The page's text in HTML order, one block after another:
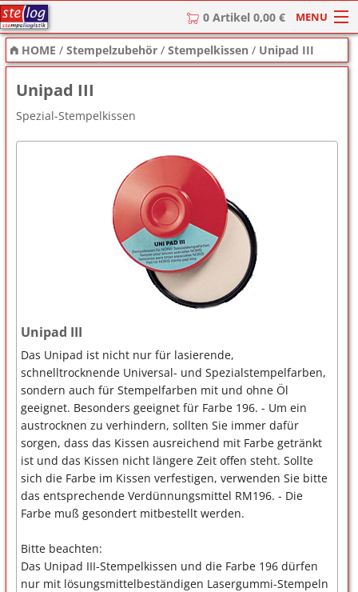
0 Artikel 0,00 € MENU
HOME
Stempel
Stempel-Textplatten
HOME /Stempelzubehör /Stempelkissen / Unipad III
Unipad III
Spezial-Stempelkissen
Unipad III
Das Unipad ist nicht nur für lasierende,
schnelltrocknende Universal- und Spezialstempelfarben,
sondern auch für Stempelfarben mit und ohne Öl
geeignet. Besonders geeignet für Farbe 196. - Um ein
austrocknen zu verhindern, sollten Sie immer dafür
sorgen, dass das Kissen ausreichend mit Farbe getränkt
ist und das Kissen nicht längere Zeit offen steht. Sollte
sich die Farbe im Kissen verfestigen, verwenden Sie bitte
das entsprechende Verdünnungsmittel RM196. - Die
Farbe muß gesondert mitbestellt werden.
Bitte beachten:
Das Unipad III-Stempelkissen und die Farbe 196 dürfen
nur mit lösungsmittelbeständigen Lasergummi-Stempeln